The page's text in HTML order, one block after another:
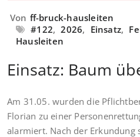
Von ff-bruck-hausleiten
#122, 2026, Einsatz,
Hausleiten
Einsatz: Baum
Am 31.05. wurden die
Florian zu einer
alarmiert. Nach der Erkundung